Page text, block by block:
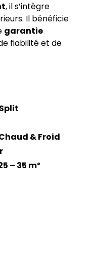
, il s’intègre
Il bénéficie
garantie
fiabilité et de
& Froid
– 35 m²